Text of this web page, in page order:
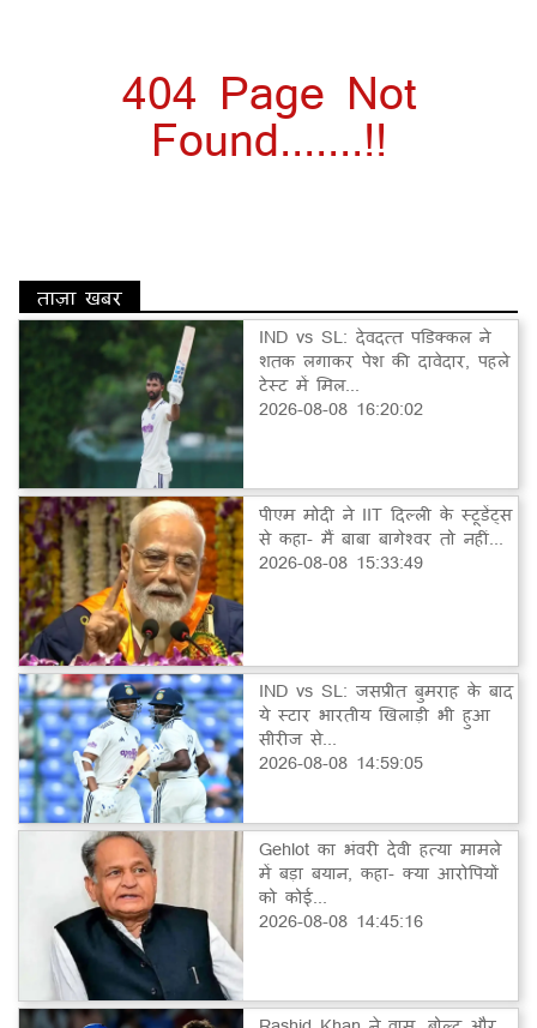
404 Page Not
Found.......!!
ताज़ा खबर
IND vs SL: देवदत्त पडिक्कल ने
शतक लगाकर पेश की दावेदार, पहले
टेस्ट में मिल...
2026-08-08 16:20:02
पीएम मोदी ने IIT दिल्ली के स्टूडेंट्स
से कहा- मैं बाबा बागेश्वर तो नहीं...
2026-08-08 15:33:49
IND vs SL: जसप्रीत बुमराह के बाद
ये स्टार भारतीय खिलाड़ी भी हुआ
सीरीज से...
2026-08-08 14:59:05
Gehlot का भंवरी देवी हत्या मामले
में बड़ा बयान, कहा- क्या आरोपियों
को कोई...
2026-08-08 14:45:16